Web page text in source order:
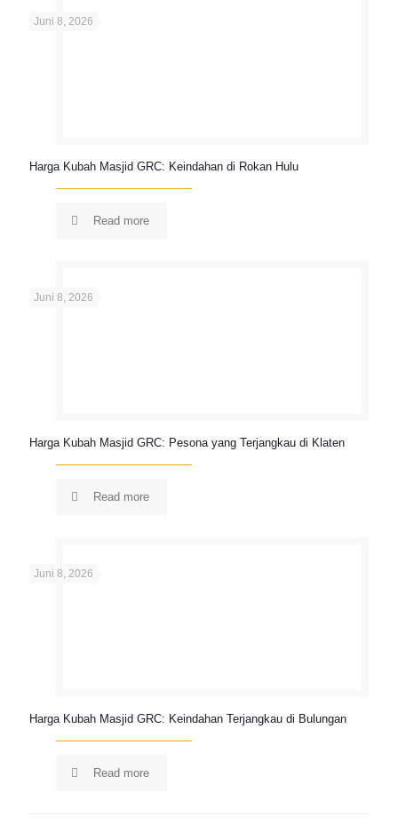
Juni 8, 2026
Harga Kubah Masjid GRC: Keindahan di Rokan Hulu
Read more
Juni 8, 2026
Harga Kubah Masjid GRC: Pesona yang Terjangkau di Klaten
Read more
Juni 8, 2026
Harga Kubah Masjid GRC: Keindahan Terjangkau di Bulungan
Read more